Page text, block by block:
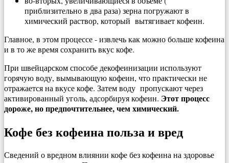
приблизительно в два раза) зерна погружают в
химический раствор, который вытягивает кофеин.
Главное, в этом процессе - извлечь как можно больше кофеина
и в то же время сохранить вкус кофе.
При швейцарском способе декофеинизации используют
горячую воду, вымывающую кофеин, что практически не
отражается на вкусе кофе. Затем воду пропускают через
активированный уголь, адсорбируя кофеин. Этот процесс
дороже, но предпочтительнее, чем химический.
Кофе без кофеина польза и вред
Сведений о вредном влиянии кофе без кофеина на здоровье